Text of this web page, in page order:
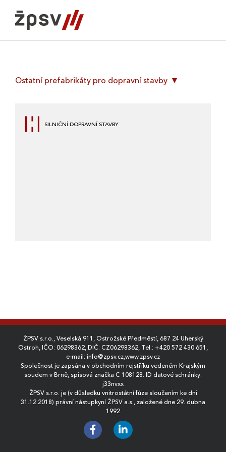
content
Ostatní prefabrikáty pro dopravní stavby
SILNIČNÍ DOPRAVNÍ STAVBY
ŽPSV s.r.o., Veselská 911, Ostrožské Předměstí, 687 24 Uherský
Ostroh, IČO: 06298362, DIČ: CZ06298362, Tel.: +420 572 430 651 ,
e-mail: info@zpsv.cz,www.zpsv.cz
Společnost je zapsána v obchodním rejstříku vedeném Krajským
soudem v Brně, spisová značka C 108128. ID datové schránky:
j33nvxx
ŽPSV s.r.o. je (v důsledku vnitrostátní fúze sloučením ke dni
31.12.2018) právní nástupkyní ŽPSV a.s., založené dne 29. dubna
1992